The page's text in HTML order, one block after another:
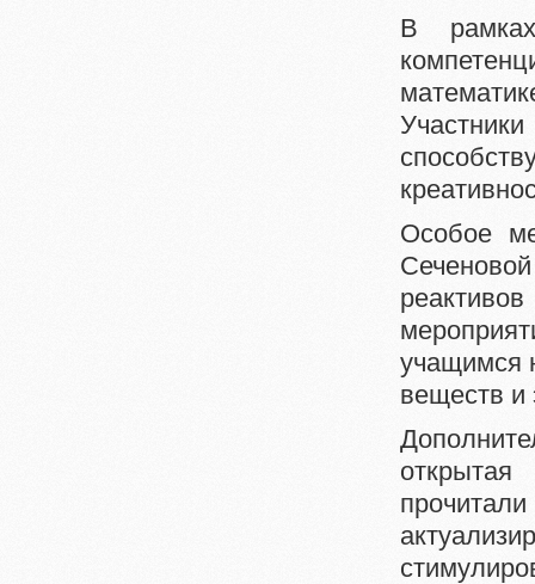
В
Особое
учащимся
веществ и